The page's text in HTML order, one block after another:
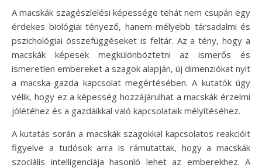
A macskák szagészlelési képessége tehát nem csupán egy
érdekes biológiai tényező, hanem mélyebb társadalmi és
pszichológiai összefüggéseket is feltár. Az a tény, hogy a
macskák képesek megkülönböztetni az ismerős és
ismeretlen embereket a szagok alapján, új dimenziókat nyit
a macska-gazda kapcsolat megértésében. A kutatók úgy
vélik, hogy ez a képesség hozzájárulhat a macskák érzelmi
jólétéhez és a gazdáikkal való kapcsolataik mélyítéséhez.
A kutatás során a macskák szagokkal kapcsolatos reakcióit
figyelve a tudósok arra is rámutattak, hogy a macskák
szociális intelligenciája hasonló lehet az emberekhez. A